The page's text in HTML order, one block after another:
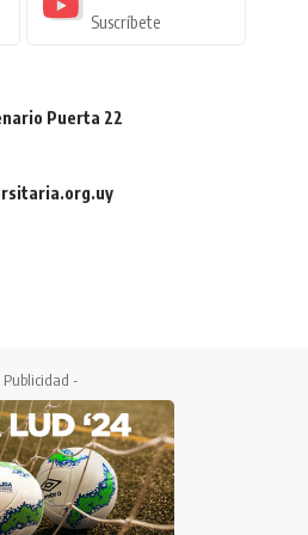
Suscríbete
Puerta 22
Publicidad -